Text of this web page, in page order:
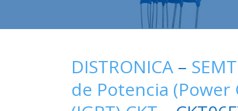
DISTRONICA –
de Potencia